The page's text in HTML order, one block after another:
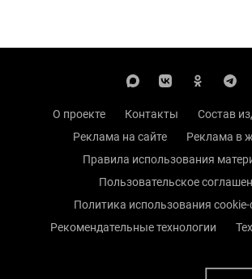
О проекте Контакты
Состав
Реклама на сайте
Реклама в
Правила использования
Пользовательское
Политика использования
Рекомендательные технологии